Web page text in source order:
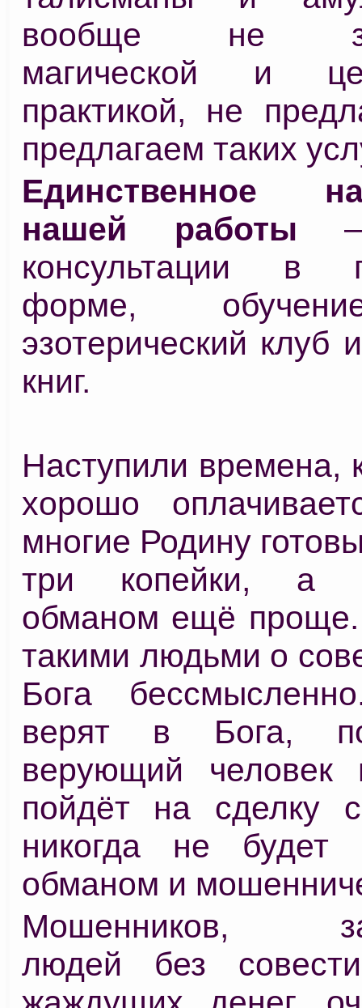
вообще не
магической и
практикой, не
предлагаем таких
Единственное
нашей работы –
консультации в
форме,
эзотерический клуб
книг.
Наступили времена,
хорошо
многие Родину
три копейки, а
обманом ещё проще.
такими людьми о
Бога
верят в Бога,
верующий человек
пойдёт на сделку
никогда не будет
обманом и
Мошенников,
людей без